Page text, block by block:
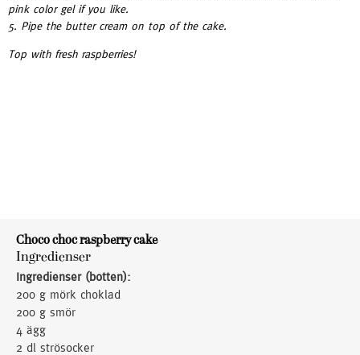
pink color gel if you like.
5. Pipe the butter cream on top of the cake.
Top with fresh raspberries!
Choco choc raspberry cake
Ingredienser
Ingredienser (botten):
200 g mörk choklad
200 g smör
4 ägg
2 dl strösocker